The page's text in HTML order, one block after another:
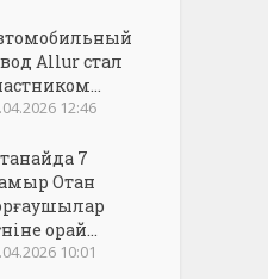
Allur стал
12:46
7
Отан
орай...
10:01